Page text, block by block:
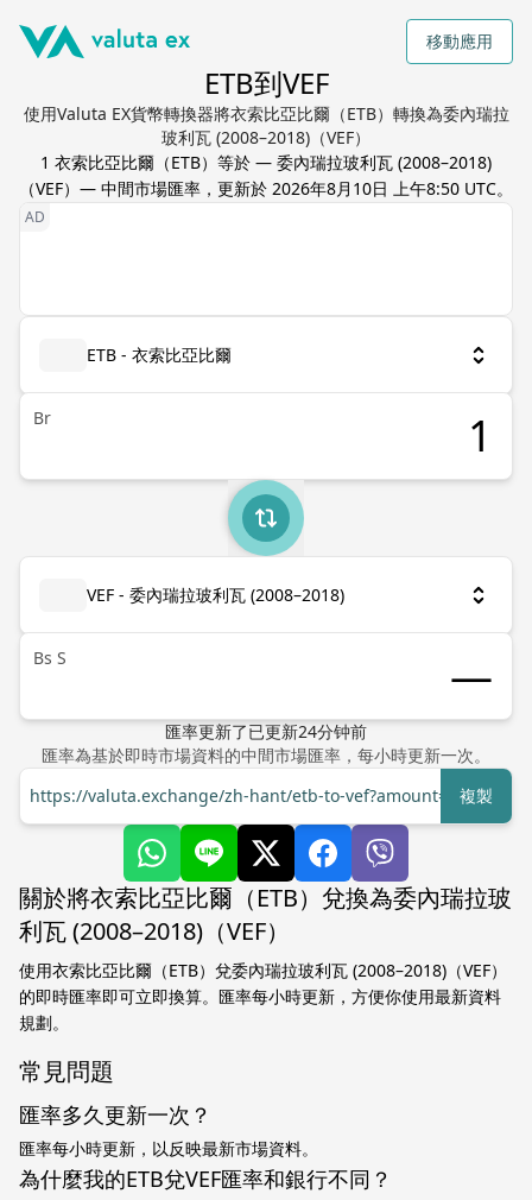
移動應用
ETB到VEF
使用Valuta EX貨幣轉換器將衣索比亞比爾（ETB）轉換為委內瑞拉
玻利瓦 (2008–2018)（VEF）
1 衣索比亞比爾 （ETB）等於 — 委內瑞拉玻利瓦 (2008–2018)
（VEF）— 中間市場匯率，更新於 2026年8月10日 上午8:50 UTC。
ETB - 衣索比亞比爾
Br
VEF - 委內瑞拉玻利瓦 (2008–2018)
Bs S
匯率更新了已更新24分钟前
匯率為基於即時市場資料的中間市場匯率，每小時更新一次。
https://valuta.exchange/zh-hant/etb-to-vef?amount=1
複製
關於將衣索比亞比爾（ETB）兌換為委內瑞拉玻
利瓦 (2008–2018)（VEF）
使用衣索比亞比爾（ETB）兌委內瑞拉玻利瓦 (2008–2018)（VEF）
的即時匯率即可立即換算。匯率每小時更新，方便你使用最新資料
規劃。
常見問題
匯率多久更新一次？
匯率每小時更新，以反映最新市場資料。
為什麼我的ETB兌VEF匯率和銀行不同？